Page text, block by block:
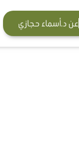
عن د.أسماء حجازي